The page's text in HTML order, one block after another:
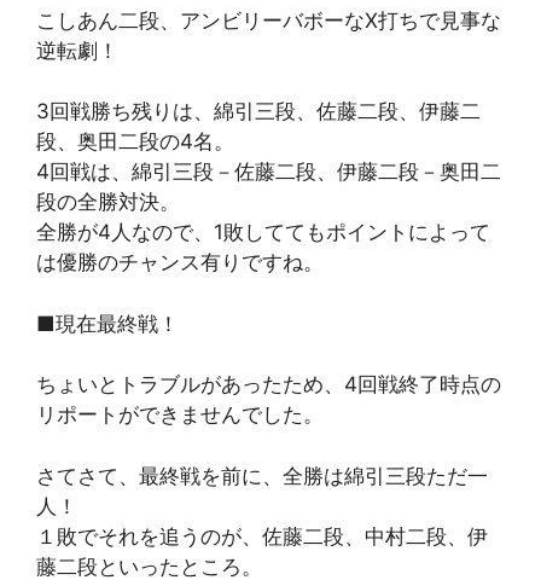
こしあん二段、アンビリーバボーなX打ちで見事な
逆転劇！
3回戦勝ち残りは、綿引三段、佐藤二段、伊藤二
段、奥田二段の4名。
4回戦は、綿引三段－佐藤二段、伊藤二段－奥田二
段の全勝対決。
全勝が4人なので、1敗しててもポイントによって
は優勝のチャンス有りですね。
■現在最終戦！
ちょいとトラブルがあったため、4回戦終了時点の
リポートができませんでした。
さてさて、最終戦を前に、全勝は綿引三段ただ一
人！
１敗でそれを追うのが、佐藤二段、中村二段、伊
藤二段といったところ。